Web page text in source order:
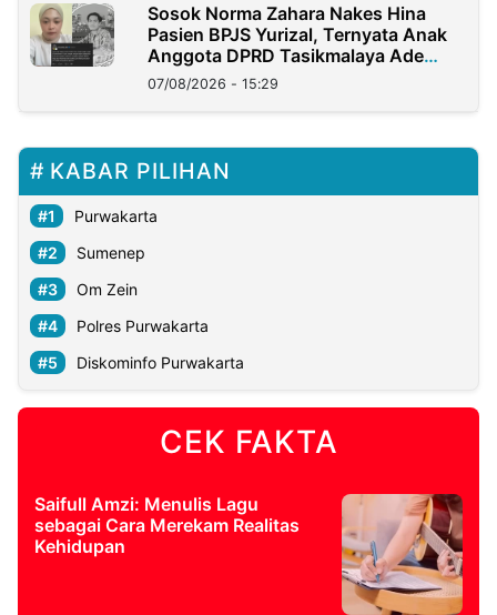
Sosok Norma Zahara Nakes Hina
Pasien BPJS Yurizal, Ternyata Anak
Anggota DPRD Tasikmalaya Ade
Lukman
07/08/2026 - 15:29
KABAR PILIHAN
Purwakarta
Sumenep
Om Zein
Polres Purwakarta
Diskominfo Purwakarta
CEK FAKTA
Saifull Amzi: Menulis Lagu
sebagai Cara Merekam Realitas
Kehidupan